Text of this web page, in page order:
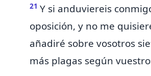
21 Y si anduviereis
oposición, y no me
añadiré sobre vosotros
más plagas según